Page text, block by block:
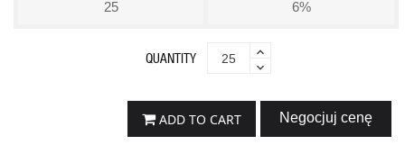
25 6%
QUANTITY
ADD TO CART Negocjuj cenę